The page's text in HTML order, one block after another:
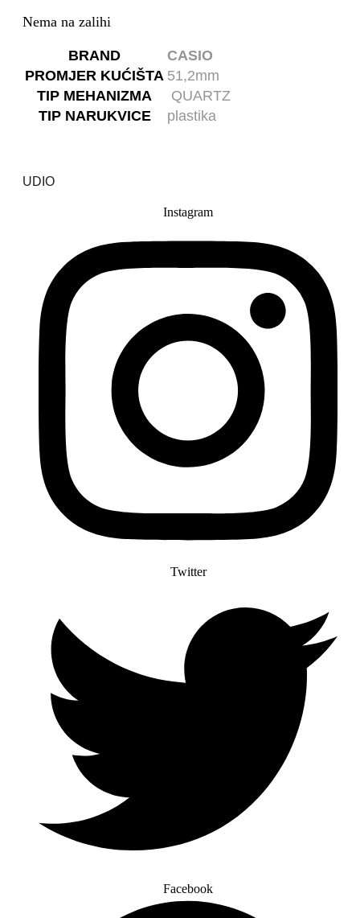
Nema na zalihi
BRAND
CASIO
PROMJER KUĆIŠTA 51,2mm
TIP MEHANIZMA
QUARTZ
TIP NARUKVICE
plastika
UDIO
Instagram
Twitter
Facebook